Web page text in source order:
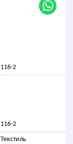
116-2
116-2
Текстиль